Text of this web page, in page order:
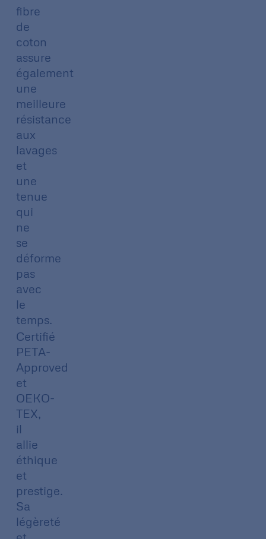
fibre
de
coton
assure
également
une
meilleure
résistance
aux
lavages
et
une
tenue
qui
ne
se
déforme
pas
avec
le
temps.
Certifié
PETA-
Approved
et
OEKO-
TEX,
il
allie
éthique
et
prestige.
Sa
légèreté